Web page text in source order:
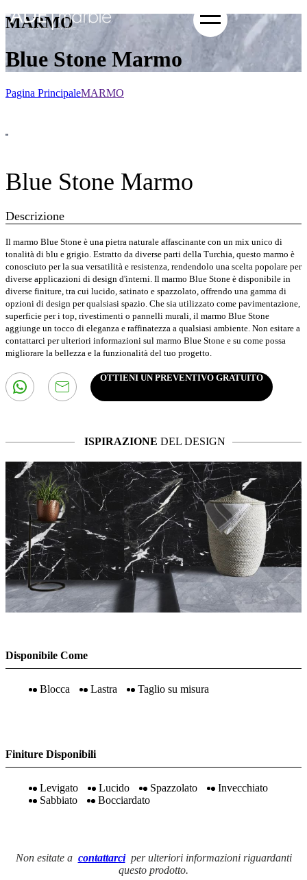
MARMO
Blue Stone Marmo
Pagina PrincipaleMARMO
Blue Stone Marmo
Descrizione
Il marmo Blue Stone è una pietra naturale affascinante con un mix unico di
tonalità di blu e grigio. Estratto da diverse parti della Turchia, questo marmo è
conosciuto per la sua versatilità e resistenza, rendendolo una scelta popolare per
diverse applicazioni di design d'interni. Il marmo Blue Stone è disponibile in
diverse finiture, tra cui lucido, satinato e spazzolato, offrendo una gamma di
opzioni di design per qualsiasi spazio. Che sia utilizzato come pavimentazione,
superficie per i top, rivestimenti o pannelli murali, il marmo Blue Stone
aggiunge un tocco di eleganza e raffinatezza a qualsiasi ambiente. Non esitare a
contattarci per ulteriori informazioni sul marmo Blue Stone e su come possa
migliorare la bellezza e la funzionalità del tuo progetto.
OTTIENI UN PREVENTIVO GRATUITO
ISPIRAZIONE DEL DESIGN
Disponibile Come
Blocca Lastra Taglio su misura
Finiture Disponibili
Levigato Lucido Spazzolato
Invecchiato
Sabbiato
Bocciardato
Non esitate a contattarciper ulteriori informazioni riguardanti
questo prodotto.